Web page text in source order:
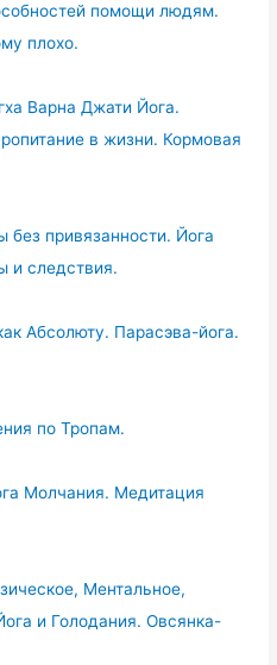
помощи людям.
плохо.
Варна Джати Йога.
в жизни. Кормовая
без привязанности. Йога
и следствия.
Абсолюту. Парасэва-йога.
по Тропам.
Молчания. Медитация
Ментальное,
и Голодания. Овсянка-